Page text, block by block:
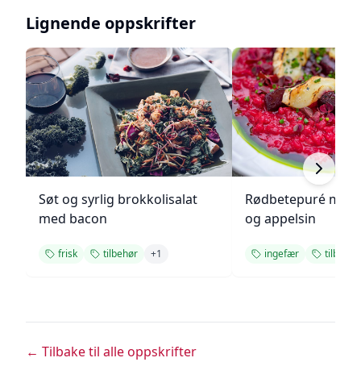
Lignende oppskrifter
Søt og syrlig brokkolisalat
med bacon
frisk tilbehør +1
Rødbetepuré
og appelsin
ingefær tilbehør
← Tilbake til alle oppskrifter